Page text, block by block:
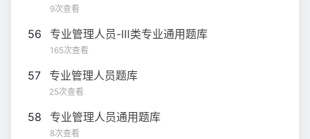
9次查看
56 专业管理人员-Ⅲ类专业通用题库
165次查看
57 专业管理人员题库
25次查看
58 专业管理人员通用题库
8次查看